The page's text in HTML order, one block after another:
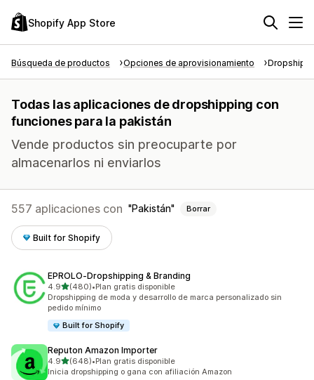
Shopify App Store
Búsqueda de productos Opciones de aprovisionamiento
Todas las aplicaciones de dropshipping con
funciones para la pakistán
Vende productos sin preocuparte por
almacenarlos ni enviarlos
557 aplicaciones con Pakistán Borrar
Built for Shopify
EPROLO‑Dropshipping & Branding
4.9de 5 estrellas
(480)
480 reseñas en total
•Plan gratis disponible
Dropshipping de moda y desarrollo de marca personalizado sin
pedido mínimo
Built for Shopify
Reputon Amazon Importer
4.9de 5 estrellas
(648)
648 reseñas en total
•Plan gratis disponible
Inicia dropshipping o gana con afiliación Amazon